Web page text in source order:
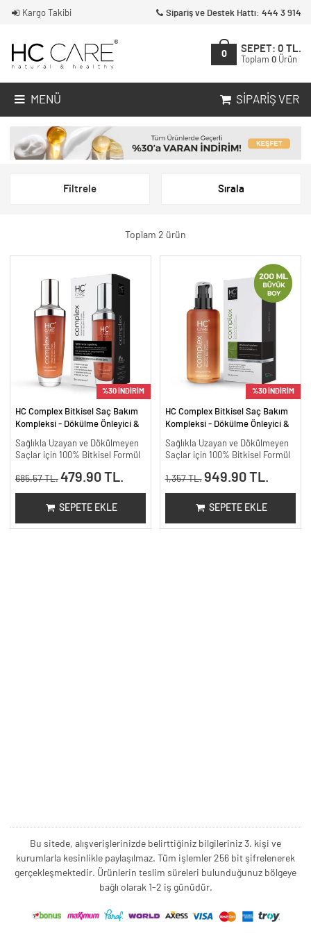
Kargo Takibi Sipariş ve Destek Hattı: 444 3 914
0
SEPET: 0 TL.
Toplam 0 Ürün
MENÜ SIPARIŞ VER
Filtrele Sırala
Toplam 2 ürün
%30 İNDİRİM
HC Complex Bitkisel Saç Bakım
Kompleksi - Dökülme Önleyici &
100 ml
Sağlıkla Uzayan ve Dökülmeyen
Saçlar için 100% Bitkisel Formül
685.57 TL. 479.90 TL.
SEPETE EKLE
%30 İNDİRİM
HC Complex Bitkisel Saç Bakım
Kompleksi - Dökülme Önleyici &
200 ml.
Sağlıkla Uzayan ve Dökülmeyen
Saçlar için 100% Bitkisel Formül
1,357 TL. 949.90 TL.
SEPETE EKLE
Bu sitede, alışverişlerinizde belirttiğiniz bilgileriniz 3. kişi ve
kurumlarla kesinlikle paylaşılmaz. Tüm işlemler 256 bit şifrelenerek
gerçekleşmektedir. Ürünlerin teslim süreleri bulunduğunuz bölgeye
bağlı olarak 1-2 iş günüdür.